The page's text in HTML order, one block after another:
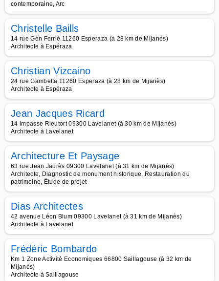
contemporaine, Arc
Christelle Baills
14 rue Gén Ferrié 11260 Esperaza (à 28 km de Mijanès)
Architecte à Espéraza
Christian Vizcaino
24 rue Gambetta 11260 Esperaza (à 28 km de Mijanès)
Architecte à Espéraza
Jean Jacques Ricard
14 impasse Rieutort 09300 Lavelanet (à 30 km de Mijanès)
Architecte à Lavelanet
Architecture Et Paysage
63 rue Jean Jaurès 09300 Lavelanet (à 31 km de Mijanès)
Architecte, Diagnostic de monument historique, Restauration du
patrimoine, Étude de projet
Dias Architectes
42 avenue Léon Blum 09300 Lavelanet (à 31 km de Mijanès)
Architecte à Lavelanet
Frédéric Bombardo
Km 1 Zone Activité Economiques 66800 Saillagouse (à 32 km de
Mijanès)
Architecte à Saillagouse